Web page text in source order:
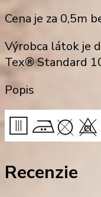
Cena je za 0,5m
Výrobca látok je
Tex® Standard
Popis
Recenzie